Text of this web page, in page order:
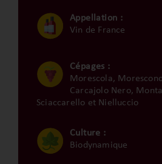
Appellation :
Vin de France
Cépages :
Morescola,
Carcajolo Nero,
Sciaccarello et Nielluccio
Culture :
Biodynamique